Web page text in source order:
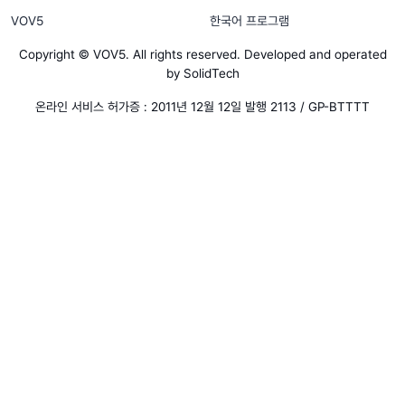
VOV5 한국어 프로그램
Copyright © VOV5. All rights reserved. Developed and operated
by SolidTech
온라인 서비스 허가증 : 2011년 12월 12일 발행 2113 / GP-BTTTT